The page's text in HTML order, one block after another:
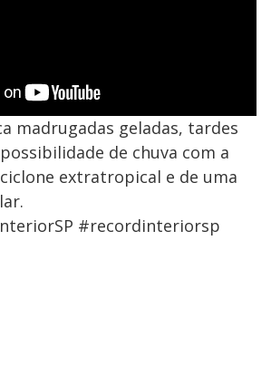
madrugadas geladas, tardes
de chuva com a
extratropical e de uma
#recordinteriorsp